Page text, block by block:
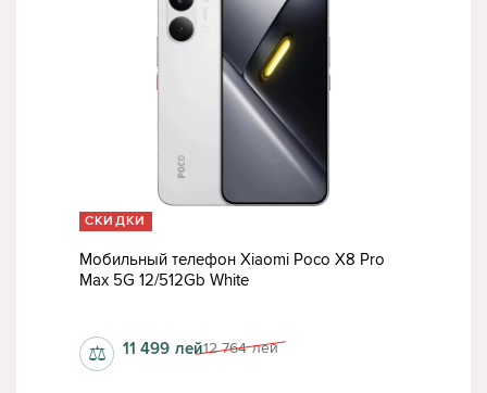
СКИДКИ
Мобильный телефон Xiaomi Poco X8 Pro
Max 5G 12/512Gb White
1280x2772 пкс 12 764 лей
11 499 лей
⚖